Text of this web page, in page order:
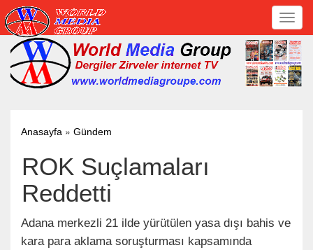
Anasayfa » Gündem
ROK Suçlamaları
Reddetti
Adana merkezli 21 ilde yürütülen yasa dışı bahis ve
kara para aklama soruşturması kapsamında